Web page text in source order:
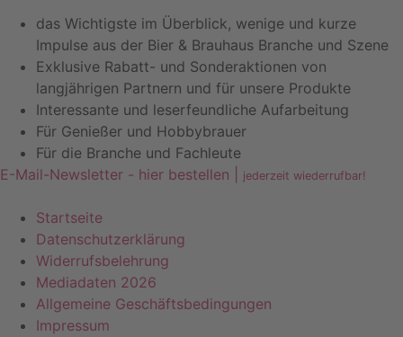
das Wichtigste im Überblick, wenige und kurze
Impulse aus der Bier & Brauhaus Branche und Szene
Exklusive Rabatt- und Sonderaktionen von
langjährigen Partnern und für unsere Produkte
Interessante und leserfeundliche Aufarbeitung
Für Genießer und Hobbybrauer
Für die Branche und Fachleute
E-Mail-Newsletter - hier bestellen |
jederzeit wiederrufbar!
Startseite
Datenschutzerklärung
Widerrufsbelehrung
Mediadaten 2026
Allgemeine Geschäftsbedingungen
Impressum